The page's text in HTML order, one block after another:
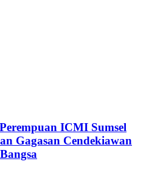
ICMI Sumsel
Gagasan Cendekiawan